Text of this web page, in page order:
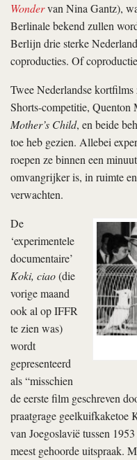
Wondervan Nina Gantz),
Berlinale bekend zullen
Berlijn drie sterke
coproducties. Of
Twee Nederlandse
Shorts-competitie, Quenton
Mother’s Child, en beide
toe heb gezien. Allebei
roepen ze binnen een
omvangrijker is, in ruimte
verwachten.
De
‘experimentele
documentaire’
Koki, ciao(die
vorige maand
ook al op IFFR
te zien was)
wordt
gepresenteerd
als “misschien
de eerste film geschreven
praatgrage geelkuifkaketoe
van Joegoslavië tussen
meest gehoorde uitspraak.